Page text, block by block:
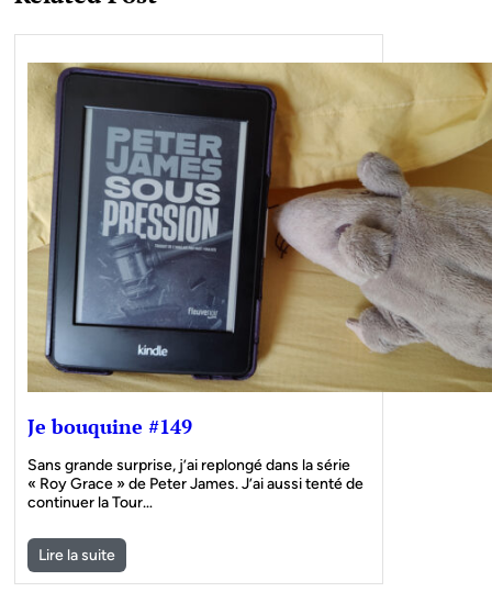
Je bouquine #149
Sans grande surprise, j’ai replongé dans la série
« Roy Grace » de Peter James. J’ai aussi tenté de
continuer la Tour…
Lire la suite